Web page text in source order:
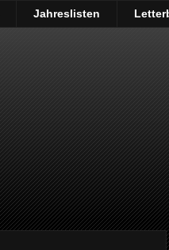
Jahreslisten